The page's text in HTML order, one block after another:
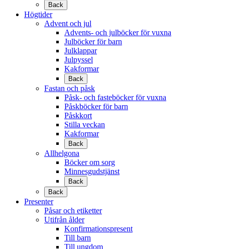
Back
Högtider
Advent och jul
Advents- och julböcker för vuxna
Julböcker för barn
Julklappar
Julpyssel
Kakformar
Back
Fastan och påsk
Påsk- och fasteböcker för vuxna
Påskböcker för barn
Påskkort
Stilla veckan
Kakformar
Back
Allhelgona
Böcker om sorg
Minnesgudstjänst
Back
Back
Presenter
Påsar och etiketter
Utifrån ålder
Konfirmationspresent
Till barn
Till ungdom